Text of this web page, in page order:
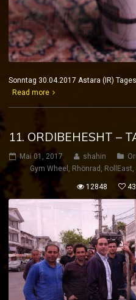
Sonntag 30.04.2017 Astara (IR)
Read more
11. ORDIBEHESHT –
Mai 01, 2017 shahin
Gym Wheel , Rhönrad , RollEast,
12848 43